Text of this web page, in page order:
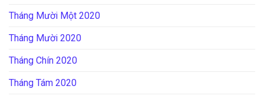
Tháng Mười Một 2020
Tháng Mười 2020
Tháng Chín 2020
Tháng Tám 2020